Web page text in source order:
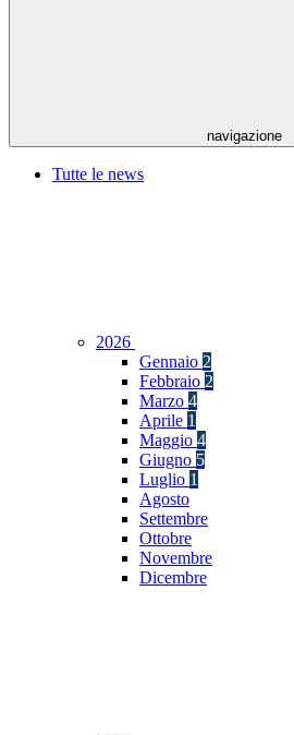
navigazione
Tutte le news
2026
Gennaio 2
Febbraio 2
Marzo 4
Aprile 1
Maggio 4
Giugno 5
Luglio 1
Agosto
Settembre
Ottobre
Novembre
Dicembre